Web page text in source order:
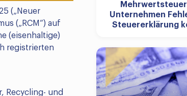
(„Neuer
(„RCM“) auf
(eisenhaltige)
registrierten
Recycling- und
Mehrwertsteuer
Unternehmen
Steuererklärung